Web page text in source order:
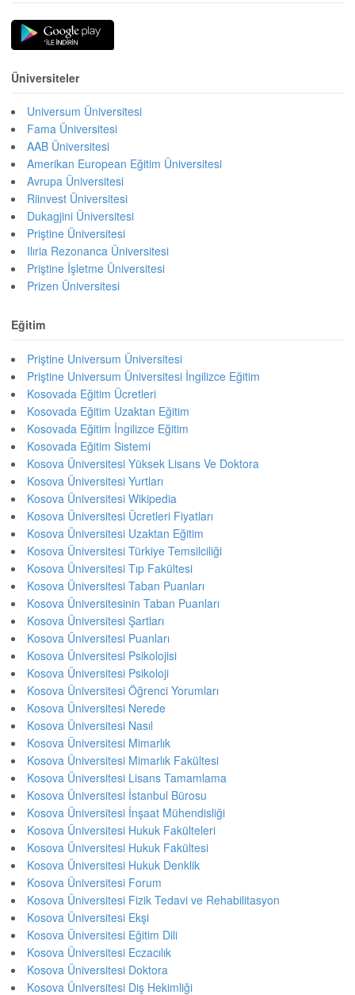
Üniversiteler
Universum Üniversitesi
Fama Üniversitesi
AAB Üniversitesi
Amerikan European Eğitim Üniversitesi
Avrupa Üniversitesi
Riinvest Üniversitesi
Dukagjini Üniversitesi
Priştine Üniversitesi
Ilıria Rezonanca Üniversitesi
Priştine İşletme Üniversitesi
Prizen Üniversitesi
Eğitim
Priştine Universum Üniversitesi
Priştine Universum Üniversitesi İngilizce Eğitim
Kosovada Eğitim Ücretleri
Kosovada Eğitim Uzaktan Eğitim
Kosovada Eğitim İngilizce Eğitim
Kosovada Eğitim Sistemi
Kosova Üniversitesi Yüksek Lisans Ve Doktora
Kosova Üniversitesi Yurtları
Kosova Üniversitesi Wikipedia
Kosova Üniversitesi Ücretleri Fiyatları
Kosova Üniversitesi Uzaktan Eğitim
Kosova Üniversitesi Türkiye Temsilciliği
Kosova Üniversitesi Tıp Fakültesi
Kosova Üniversitesi Taban Puanları
Kosova Üniversitesinin Taban Puanları
Kosova Üniversitesi Şartları
Kosova Üniversitesi Puanları
Kosova Üniversitesi Psikolojisi
Kosova Üniversitesi Psikoloji
Kosova Üniversitesi Öğrenci Yorumları
Kosova Üniversitesi Nerede
Kosova Üniversitesi Nasıl
Kosova Üniversitesi Mimarlık
Kosova Üniversitesi Mimarlık Fakültesi
Kosova Üniversitesi Lisans Tamamlama
Kosova Üniversitesi İstanbul Bürosu
Kosova Üniversitesi İnşaat Mühendisliği
Kosova Üniversitesi Hukuk Fakülteleri
Kosova Üniversitesi Hukuk Fakültesi
Kosova Üniversitesi Hukuk Denklik
Kosova Üniversitesi Forum
Kosova Üniversitesi Fizik Tedavi ve Rehabilitasyon
Kosova Üniversitesi Ekşi
Kosova Üniversitesi Eğitim Dili
Kosova Üniversitesi Eczacılık
Kosova Üniversitesi Doktora
Kosova Üniversitesi Diş Hekimliği